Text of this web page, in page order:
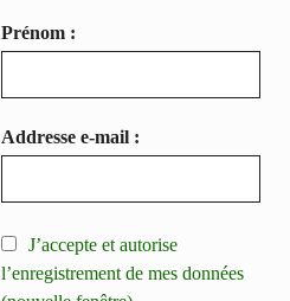
Prénom :
Addresse e-mail :
J’accepte et autorise
l’enregistrement de mes données